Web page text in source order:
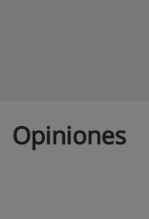
Opiniones